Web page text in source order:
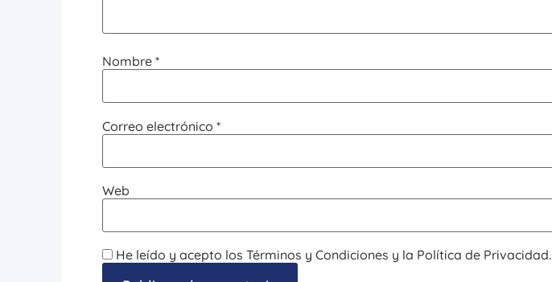
Nombre*
Correo electrónico*
Web
He leído y acepto los Términos y Condiciones y la Política de Privacidad.